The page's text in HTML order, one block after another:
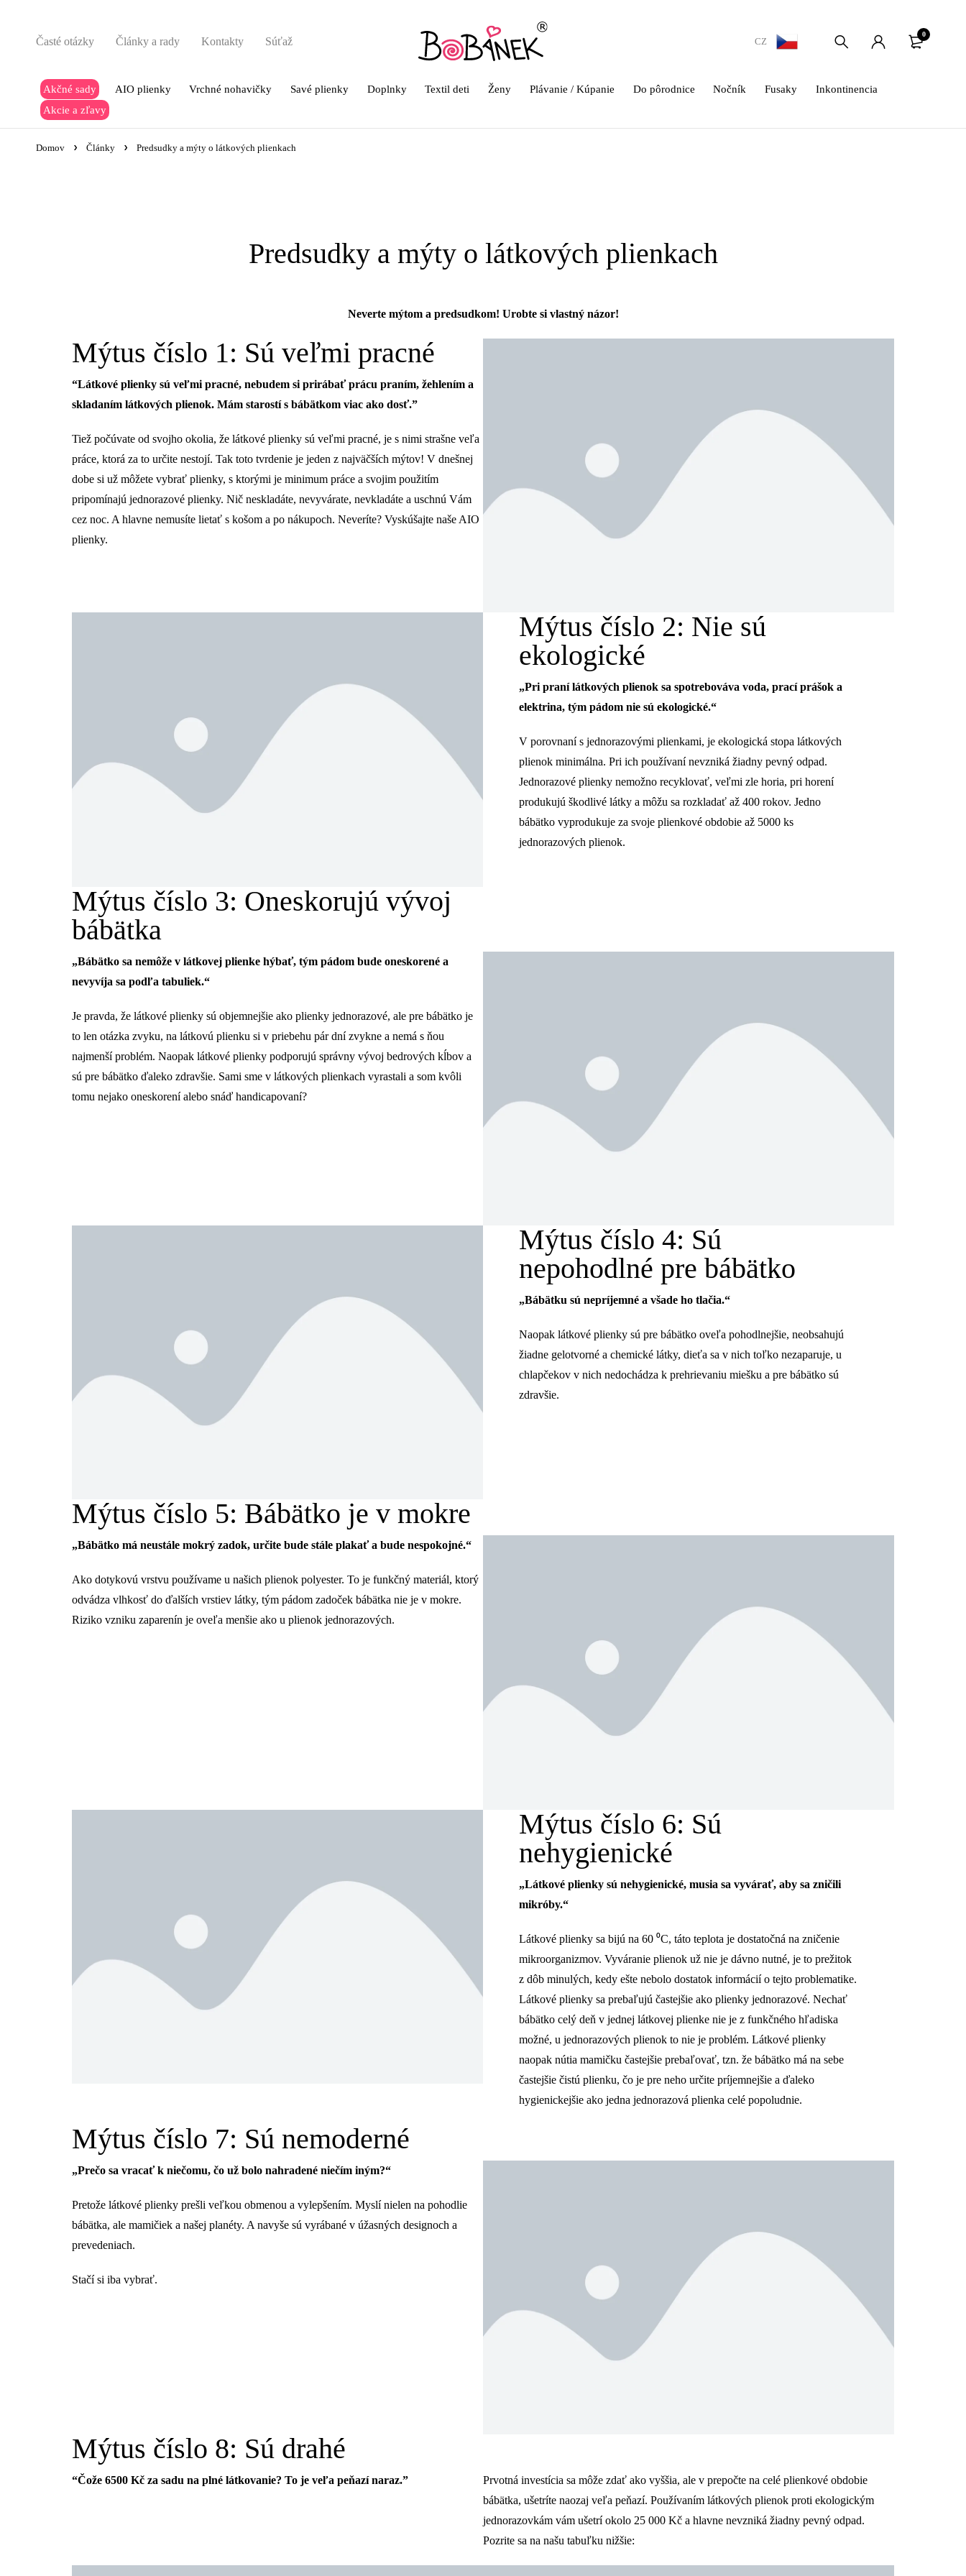
Časté otázky Články a rady Kontakty Súťaž CZ
0
Akčné sady AIO plienky Vrchné nohavičky Savé plienky Doplnky Textil deti Ženy Plávanie / Kúpanie Do pôrodnice Nočník Fusaky
Inkontinencia
Akcie a zľavy
Domov Články Predsudky a mýty o látkových plienkach
Predsudky a mýty o látkových plienkach
Neverte mýtom a predsudkom! Urobte si vlastný názor!
Mýtus číslo 1: Sú veľmi pracné
“Látkové plienky sú veľmi pracné, nebudem si prirábať prácu praním, žehlením a
skladaním látkových plienok. Mám starostí s bábätkom viac ako dosť.”
Tiež počúvate od svojho okolia, že látkové plienky sú veľmi pracné, je s nimi strašne veľa
práce, ktorá za to určite nestojí. Tak toto tvrdenie je jeden z najväčších mýtov! V dnešnej
dobe si už môžete vybrať plienky, s ktorými je minimum práce a svojim použitím
pripomínajú jednorazové plienky. Nič neskladáte, nevyvárate, nevkladáte a uschnú Vám
cez noc. A hlavne nemusíte lietať s košom a po nákupoch. Neveríte? Vyskúšajte naše AIO
plienky.
Mýtus číslo 2: Nie sú
ekologické
„Pri praní látkových plienok sa spotrebováva voda, prací prášok a
elektrina, tým pádom nie sú ekologické.“
V porovnaní s jednorazovými plienkami, je ekologická stopa látkových
plienok minimálna. Pri ich používaní nevzniká žiadny pevný odpad.
Jednorazové plienky nemožno recyklovať, veľmi zle horia, pri horení
produkujú škodlivé látky a môžu sa rozkladať až 400 rokov. Jedno
bábätko vyprodukuje za svoje plienkové obdobie až 5000 ks
jednorazových plienok.
Mýtus číslo 3: Oneskorujú vývoj
bábätka
„Bábätko sa nemôže v látkovej plienke hýbať, tým pádom bude oneskorené a
nevyvíja sa podľa tabuliek.“
Je pravda, že látkové plienky sú objemnejšie ako plienky jednorazové, ale pre bábätko je
to len otázka zvyku, na látkovú plienku si v priebehu pár dní zvykne a nemá s ňou
najmenší problém. Naopak látkové plienky podporujú správny vývoj bedrových kĺbov a
sú pre bábätko ďaleko zdravšie. Sami sme v látkových plienkach vyrastali a som kvôli
tomu nejako oneskorení alebo snáď handicapovaní?
Mýtus číslo 4: Sú
nepohodlné pre bábätko
„Bábätku sú nepríjemné a všade ho tlačia.“
Naopak látkové plienky sú pre bábätko oveľa pohodlnejšie, neobsahujú
žiadne gelotvorné a chemické látky, dieťa sa v nich toľko nezaparuje, u
chlapčekov v nich nedochádza k prehrievaniu miešku a pre bábätko sú
zdravšie.
Mýtus číslo 5: Bábätko je v mokre
„Bábätko má neustále mokrý zadok, určite bude stále plakať a bude nespokojné.“
Ako dotykovú vrstvu používame u našich plienok polyester. To je funkčný materiál, ktorý
odvádza vlhkosť do ďalších vrstiev látky, tým pádom zadoček bábätka nie je v mokre.
Riziko vzniku zaparenín je oveľa menšie ako u plienok jednorazových.
Mýtus číslo 6: Sú
nehygienické
„Látkové plienky sú nehygienické, musia sa vyvárať, aby sa zničili
mikróby.“
Látkové plienky sa bijú na 60 ⁰C, táto teplota je dostatočná na zničenie
mikroorganizmov. Vyváranie plienok už nie je dávno nutné, je to prežitok
z dôb minulých, kedy ešte nebolo dostatok informácií o tejto problematike.
Látkové plienky sa prebaľujú častejšie ako plienky jednorazové. Nechať
bábätko celý deň v jednej látkovej plienke nie je z funkčného hľadiska
možné, u jednorazových plienok to nie je problém. Látkové plienky
naopak nútia mamičku častejšie prebaľovať, tzn. že bábätko má na sebe
častejšie čistú plienku, čo je pre neho určite príjemnejšie a ďaleko
hygienickejšie ako jedna jednorazová plienka celé popoludnie.
Mýtus číslo 7: Sú nemoderné
„Prečo sa vracať k niečomu, čo už bolo nahradené niečím iným?“
Pretože látkové plienky prešli veľkou obmenou a vylepšením. Myslí nielen na pohodlie
bábätka, ale mamičiek a našej planéty. A navyše sú vyrábané v úžasných designoch a
prevedeniach.
Stačí si iba vybrať.
Mýtus číslo 8: Sú drahé
“Čože 6500 Kč za sadu na plné látkovanie? To je veľa peňazí naraz.”
Prvotná investícia sa môže zdať ako vyššia, ale v prepočte na celé plienkové obdobie
bábätka, ušetríte naozaj veľa peňazí. Používaním látkových plienok proti ekologickým
jednorazovkám vám ušetrí okolo 25 000 Kč a hlavne nevzniká žiadny pevný odpad.
Pozrite sa na našu tabuľku nižšie: